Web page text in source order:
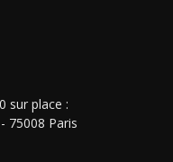
sur place :
75008 Paris